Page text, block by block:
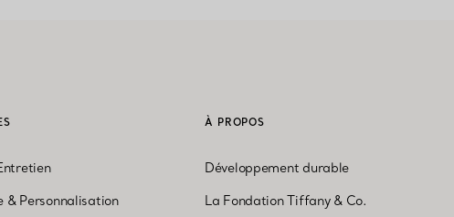
& Personnalisation
À PROPOS
Développement durable
La Fondation Tiffany & Co.